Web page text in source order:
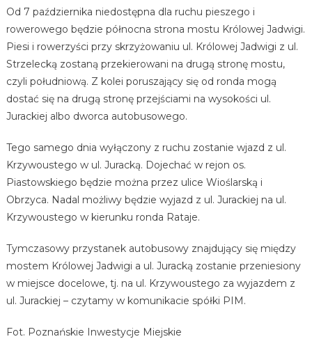
Od 7 października niedostępna dla ruchu pieszego i
rowerowego będzie północna strona mostu Królowej Jadwigi.
Piesi i rowerzyści przy skrzyżowaniu ul. Królowej Jadwigi z ul.
Strzelecką zostaną przekierowani na drugą stronę mostu,
czyli południową. Z kolei poruszający się od ronda mogą
dostać się na drugą stronę przejściami na wysokości ul.
Jurackiej albo dworca autobusowego.
Tego samego dnia wyłączony z ruchu zostanie wjazd z ul.
Krzywoustego w ul. Juracką. Dojechać w rejon os.
Piastowskiego będzie można przez ulice Wioślarską i
Obrzyca. Nadal możliwy będzie wyjazd z ul. Jurackiej na ul.
Krzywoustego w kierunku ronda Rataje.
Tymczasowy przystanek autobusowy znajdujący się między
mostem Królowej Jadwigi a ul. Juracką zostanie przeniesiony
w miejsce docelowe, tj. na ul. Krzywoustego za wyjazdem z
ul. Jurackiej – czytamy w komunikacie spółki PIM.
Fot. Poznańskie Inwestycje Miejskie